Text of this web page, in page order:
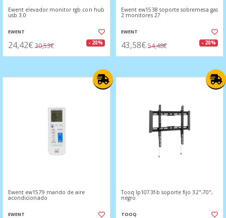
Ewent elevador monitor rgb con hub
usb 3.0
EWENT
24,42€ 30,53€ - 20%
Ewent ew1538 soporte sobremesa gas
2 monitores 27
EWENT
43,58€ 54,48€ - 20%
Ewent ew1579 mando de aire
acondicionado
EWENT
Tooq lp1073f-b soporte fijo 32"-70",
negro
TOOQ